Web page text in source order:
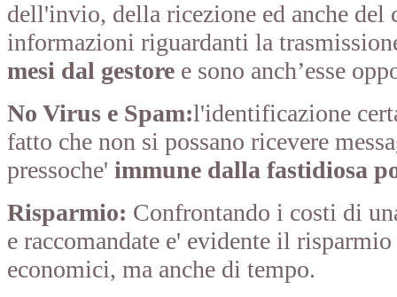
dell'invio, della ricezione ed anche
informazioni riguardanti la
mesi dal gestore e sono anch’esse
No Virus e Spam:l'identificazione
fatto che non si possano ricevere
pressoche' immune dalla fastidiosa
Risparmio: Confrontando i costi di
e raccomandate e' evidente il
economici, ma anche di tempo.